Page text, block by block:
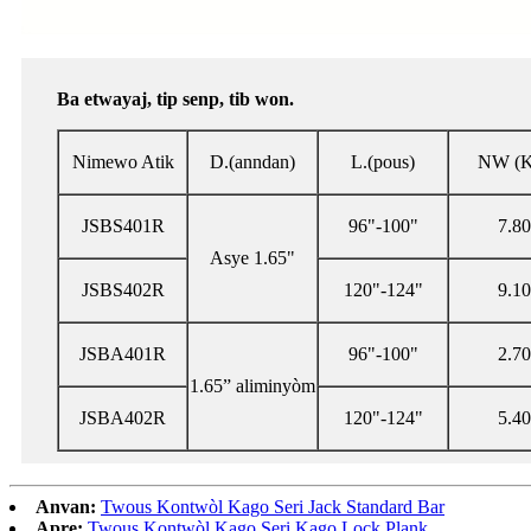
Ba etwayaj, tip senp, tib won.
Nimewo Atik D.(anndan) L.(pous) NW
JSBS401R
Asye 1.65"
96"-100" 7.80
JSBS402R 120"-124" 9.10
JSBA401R
1.65” aliminyòm
96"-100" 2.70
JSBA402R 120"-124" 5.40
Anvan: Twous Kontwòl Kago Seri Jack Standard Bar